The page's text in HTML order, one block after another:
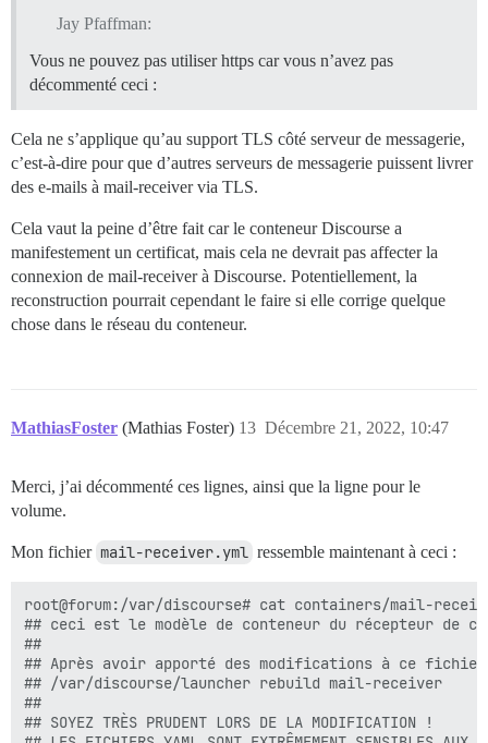
Jay Pfaffman:
Vous ne pouvez pas utiliser https car vous n’avez pas
décommenté ceci :
Cela ne s’applique qu’au support TLS côté serveur de messagerie,
c’est-à-dire pour que d’autres serveurs de messagerie puissent livrer
des e-mails à mail-receiver via TLS.
Cela vaut la peine d’être fait car le conteneur Discourse a
manifestement un certificat, mais cela ne devrait pas affecter la
connexion de mail-receiver à Discourse. Potentiellement, la
reconstruction pourrait cependant le faire si elle corrige quelque
chose dans le réseau du conteneur.
MathiasFoster (Mathias Foster) Décembre 21, 2022, 10:47
13
Merci, j’ai décommenté ces lignes, ainsi que la ligne pour le
volume.
Mon fichier mail-receiver.yml ressemble maintenant à ceci :
root@forum:/var/discourse# cat containers/mail-
## ceci est le modèle de conteneur du récepteur de
##
## Après avoir apporté des modifications à ce
## /var/discourse/launcher rebuild mail-receiver
##
## SOYEZ TRÈS PRUDENT LORS DE LA MODIFICATION !